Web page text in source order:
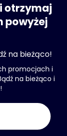
otrzymaj
powyżej
na bieżąco!
promocjach i
na bieżąco i